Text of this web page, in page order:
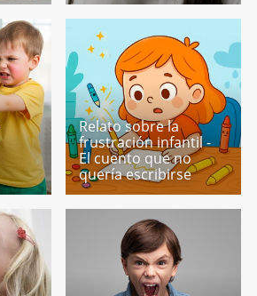
Relato sobre la
frustración infantil -
El cuento que no
quería escribirse